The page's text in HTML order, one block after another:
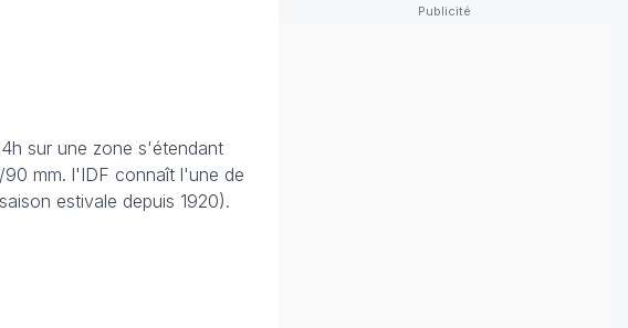
sur une zone s'étendant
mm. l'IDF connaît l'une de
estivale depuis 1920).